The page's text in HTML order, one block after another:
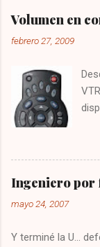
Volumen en
febrero 27, 2009
Ingeniero por
mayo 24, 2007
Y terminé la U...